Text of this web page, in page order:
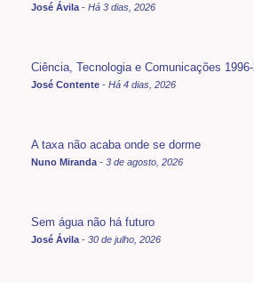
José Ávila - Há 3 dias, 2026
Ciência, Tecnologia e Comunicações
José Contente - Há 4 dias, 2026
A taxa não acaba onde se dorme
Nuno Miranda - 3 de agosto, 2026
Sem água não há futuro
José Ávila - 30 de julho, 2026